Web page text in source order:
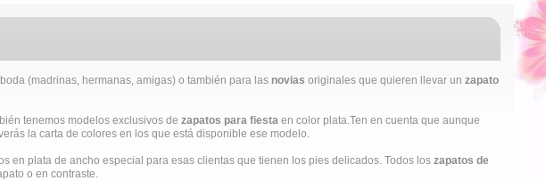
(madrinas, hermanas, amigas) o también para las novias originales que quieren llevar un zapato
tenemos modelos exclusivos de zapatos para fiestaen color plata.Ten en cuenta que aunque
la carta de colores en los que está disponible ese modelo.
en plata de ancho especial para esas clientas que tienen los pies delicados. Todos los zapatos de
o en contraste.